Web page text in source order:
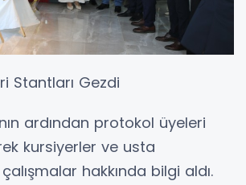
Stantları Gezdi
ardından protokol üyeleri
kursiyerler ve usta
hakkında bilgi aldı.